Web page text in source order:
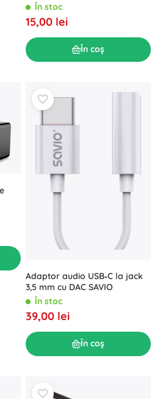
În stoc
15,00 lei
În coș
Adaptor audio USB‑C la jack
3,5 mm cu DAC SAVIO
În stoc
39,00 lei
În coș